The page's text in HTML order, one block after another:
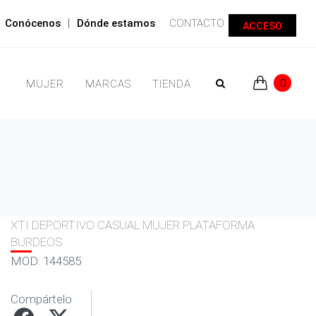
Conócenos | Dónde estamos CONTACTO ACCESO
MUJER MARCAS TIENDA 0
XTI DEPORTIVO CASUAL MUJER PLATAFORMA
BURDEOS
MOD: 144585
Compártelo